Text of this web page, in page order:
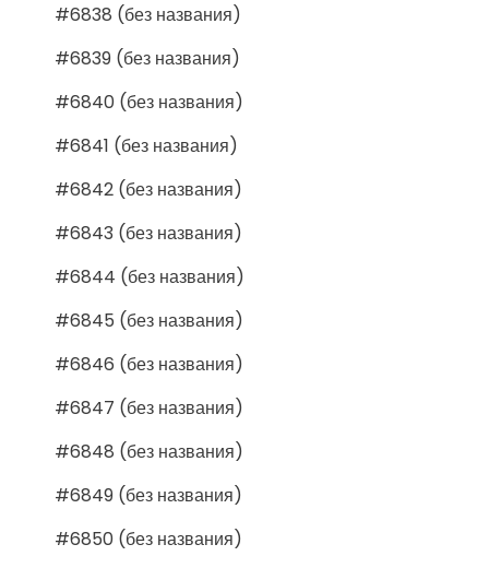
#6838 (без названия)
#6839 (без названия)
#6840 (без названия)
#6841 (без названия)
#6842 (без названия)
#6843 (без названия)
#6844 (без названия)
#6845 (без названия)
#6846 (без названия)
#6847 (без названия)
#6848 (без названия)
#6849 (без названия)
#6850 (без названия)